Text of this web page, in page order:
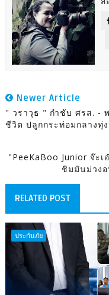
Newer Article
" วราวุธ " กำชับ ศรส. -
ชีวิต ปลูกกระท่อมกลางทุ่
"PeeKaBoo Junior จ๊ะ
ชิมมันม่วงอ
RELATED POST
ประกันภัย